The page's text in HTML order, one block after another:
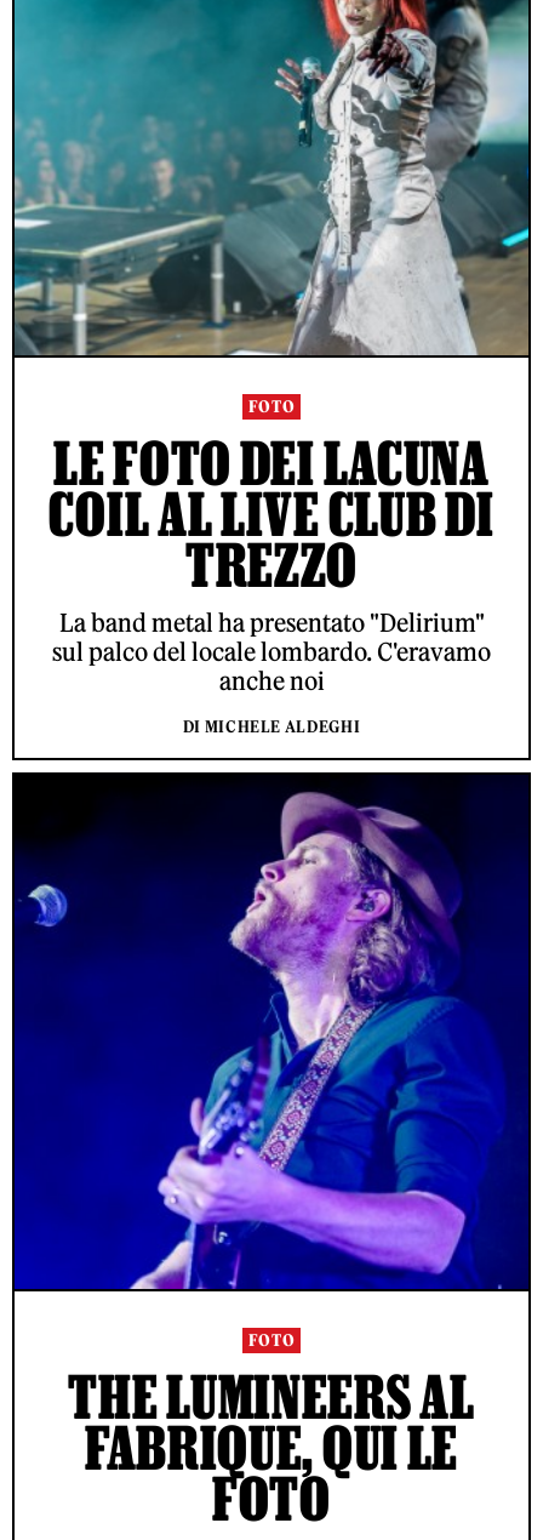
FOTO
LE FOTO DEI LACUNA
COIL AL LIVE CLUB DI
TREZZO
La band metal ha presentato "Delirium"
sul palco del locale lombardo. C'eravamo
anche noi
DI MICHELE ALDEGHI
FOTO
THE LUMINEERS AL
FABRIQUE, QUI LE
FOTO